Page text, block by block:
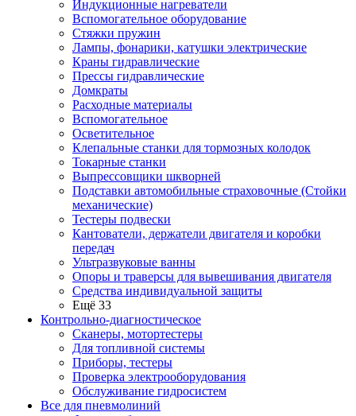
Индукционные нагреватели
Вспомогательное оборудование
Стяжки пружин
Лампы, фонарики, катушки электрические
Краны гидравлические
Прессы гидравлические
Домкраты
Расходные материалы
Вспомогательное
Осветительное
Клепальные станки для тормозных колодок
Токарные станки
Выпрессовщики шкворней
Подставки автомобильные страховочные (Стойки
механические)
Тестеры подвески
Кантователи, держатели двигателя и коробки
передач
Ультразвуковые ванны
Опоры и траверсы для вывешивания двигателя
Средства индивидуальной защиты
Ещё 33
Контрольно-диагностическое
Сканеры, мотортестеры
Для топливной системы
Приборы, тестеры
Проверка электрооборудования
Обслуживание гидросистем
Все для пневмолиний